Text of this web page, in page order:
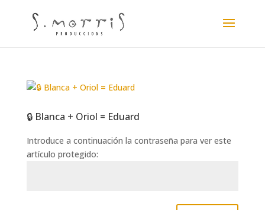
🔒 Blanca + Oriol = Eduard
Introduce a continuación la contraseña para ver este
artículo protegido: